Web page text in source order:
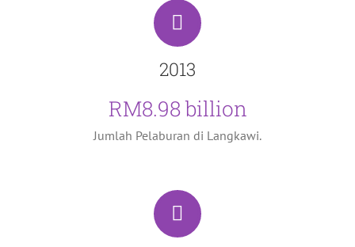
2013
RM8.98 billion
Jumlah Pelaburan di Langkawi.